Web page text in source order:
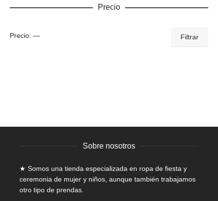
Precio
Precio
Precio
Filtrar
Precio: —
Sobre nosotros
★ Somos una tienda especializada en ropa de fiesta y
ceremonia de mujer y niños, aunque también trabajamos
otro tipo de prendas.